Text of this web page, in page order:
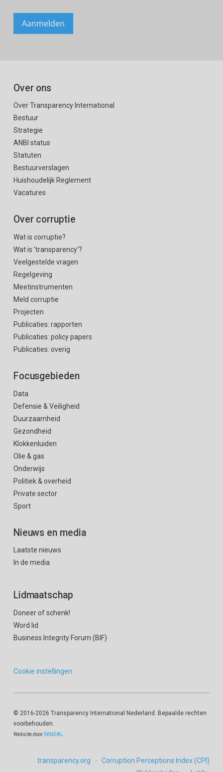
Over ons
Over Transparency International
Bestuur
Strategie
ANBI status
Statuten
Bestuurverslagen
Huishoudelijk Reglement
Vacatures
Over corruptie
Wat is corruptie?
Wat is ’transparency’?
Veelgestelde vragen
Regelgeving
Meetinstrumenten
Meld corruptie
Projecten
Publicaties: rapporten
Publicaties: policy papers
Publicaties: overig
Focusgebieden
Data
Defensie & Veiligheid
Duurzaamheid
Gezondheid
Klokkenluiden
Olie & gas
Onderwijs
Politiek & overheid
Private sector
Sport
Nieuws en media
Laatste nieuws
In de media
Lidmaatschap
Doneer of schenk!
Word lid
Business Integrity Forum (BIF)
Cookie instellingen
© 2016-2026 Transparency International Nederland. Bepaalde rechten
voorbehouden.
Website doorSKNDAL
transparency.org
Corruption Perceptions Index (CPI)